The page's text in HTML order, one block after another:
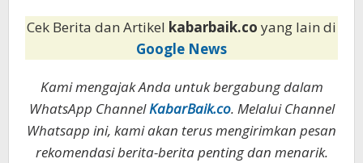
Cek Berita dan Artikel kabarbaik.co yang lain di
Google News
Kami mengajak Anda untuk bergabung dalam
WhatsApp ChannelKabarBaik.co. Melalui Channel
Whatsapp ini, kami akan terus mengirimkan pesan
rekomendasi berita-berita penting dan menarik.